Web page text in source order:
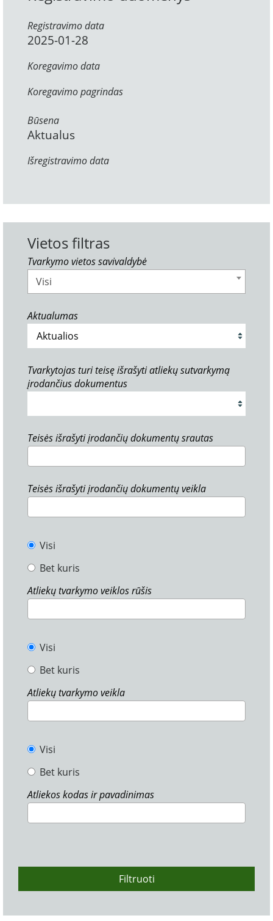
Registravimo data
2025-01-28
Koregavimo data
Koregavimo pagrindas
Būsena
Aktualus
Išregistravimo data
Vietos filtras
Tvarkymo vietos savivaldybė
Visi
Aktualumas
Tvarkytojas turi teisę išrašyti atliekų sutvarkymą
įrodančius dokumentus
Teisės išrašyti įrodančių dokumentų srautas
Teisės išrašyti įrodančių dokumentų veikla
Visi
Bet kuris
Atliekų tvarkymo veiklos rūšis
Visi
Bet kuris
Atliekų tvarkymo veikla
Visi
Bet kuris
Atliekos kodas ir pavadinimas
Filtruoti